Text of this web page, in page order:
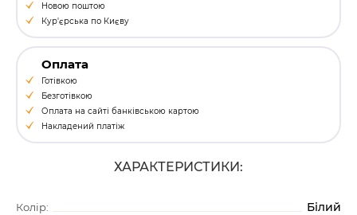
Новою поштою
Кур'єрська по Києву
Оплата
Готівкою
Безготівкою
Оплата на сайті банківською картою
Накладений платіж
ХАРАКТЕРИСТИКИ:
Колір: Білий